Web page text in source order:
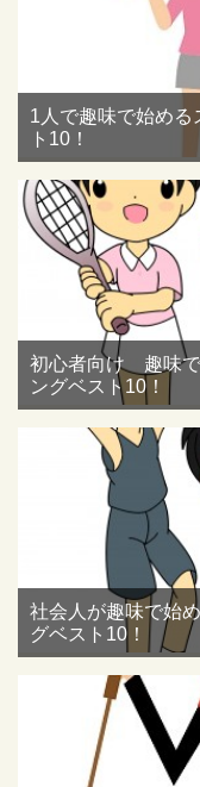
1人で趣味で始める
ト10！
初心者向け 趣味で
ングベスト10！
社会人が趣味で始
グベスト10！